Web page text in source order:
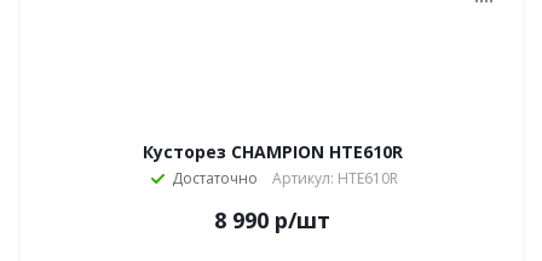
Кусторез CHAMPION HTE610R
Достаточно Артикул: HTE610R
8 990 р/шт